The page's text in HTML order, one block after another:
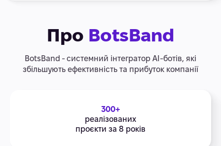
Про BotsBand
BotsBand - системний інтегратор АІ-ботів, які
збільшують ефективність та прибуток компанії
300+
реалізованих
проєкти за 8 років